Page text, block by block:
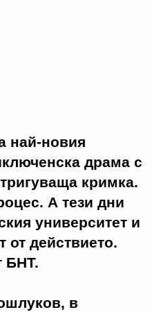
най-новия
драма с
кримка.
А тези дни
университет и
от действието.
БНТ.
в